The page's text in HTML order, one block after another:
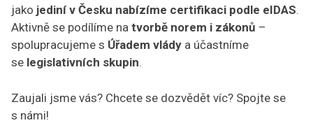
jako jediní v Česku nabízíme certifikaci podle eIDAS.
Aktivně se podílíme na tvorbě norem i zákonů –
spolupracujeme s Úřadem vládya účastníme
se legislativních skupin.
Zaujali jsme vás? Chcete se dozvědět víc? Spojte se
s námi!